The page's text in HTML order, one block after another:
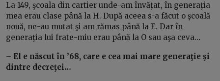
La 149, şcoala din cartier unde-am învăţat, în generaţia
mea erau clase până la H. După aceea s-a făcut o şcoală
nouă, ne-au mutat şi am rămas până la E. Dar în
generaţia lui frate-miu erau până la O sau aşa ceva…
– El e născut în ’68, care e cea mai mare generaţie şi
dintre decreţei…